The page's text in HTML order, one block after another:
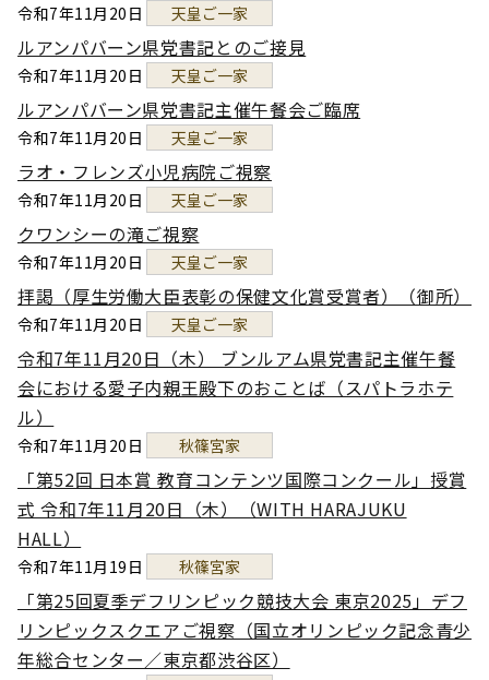
令和7年11月20日 天皇ご一家
ルアンパバーン県党書記とのご接見
令和7年11月20日 天皇ご一家
ルアンパバーン県党書記主催午餐会ご臨席
令和7年11月20日 天皇ご一家
ラオ・フレンズ小児病院ご視察
令和7年11月20日 天皇ご一家
クワンシーの滝ご視察
令和7年11月20日 天皇ご一家
拝謁（厚生労働大臣表彰の保健文化賞受賞者）（御所）
令和7年11月20日 天皇ご一家
令和7年11月20日（木） ブンルアム県党書記主催午餐
会における愛子内親王殿下のおことば（スパトラホテ
ル）
令和7年11月20日 秋篠宮家
「第52回 日本賞 教育コンテンツ国際コンクール」授賞
式 令和7年11月20日（木）（WITH HARAJUKU
HALL）
令和7年11月19日 秋篠宮家
「第25回夏季デフリンピック競技大会 東京2025」デフ
リンピックスクエアご視察（国立オリンピック記念青少
年総合センター／東京都渋谷区）